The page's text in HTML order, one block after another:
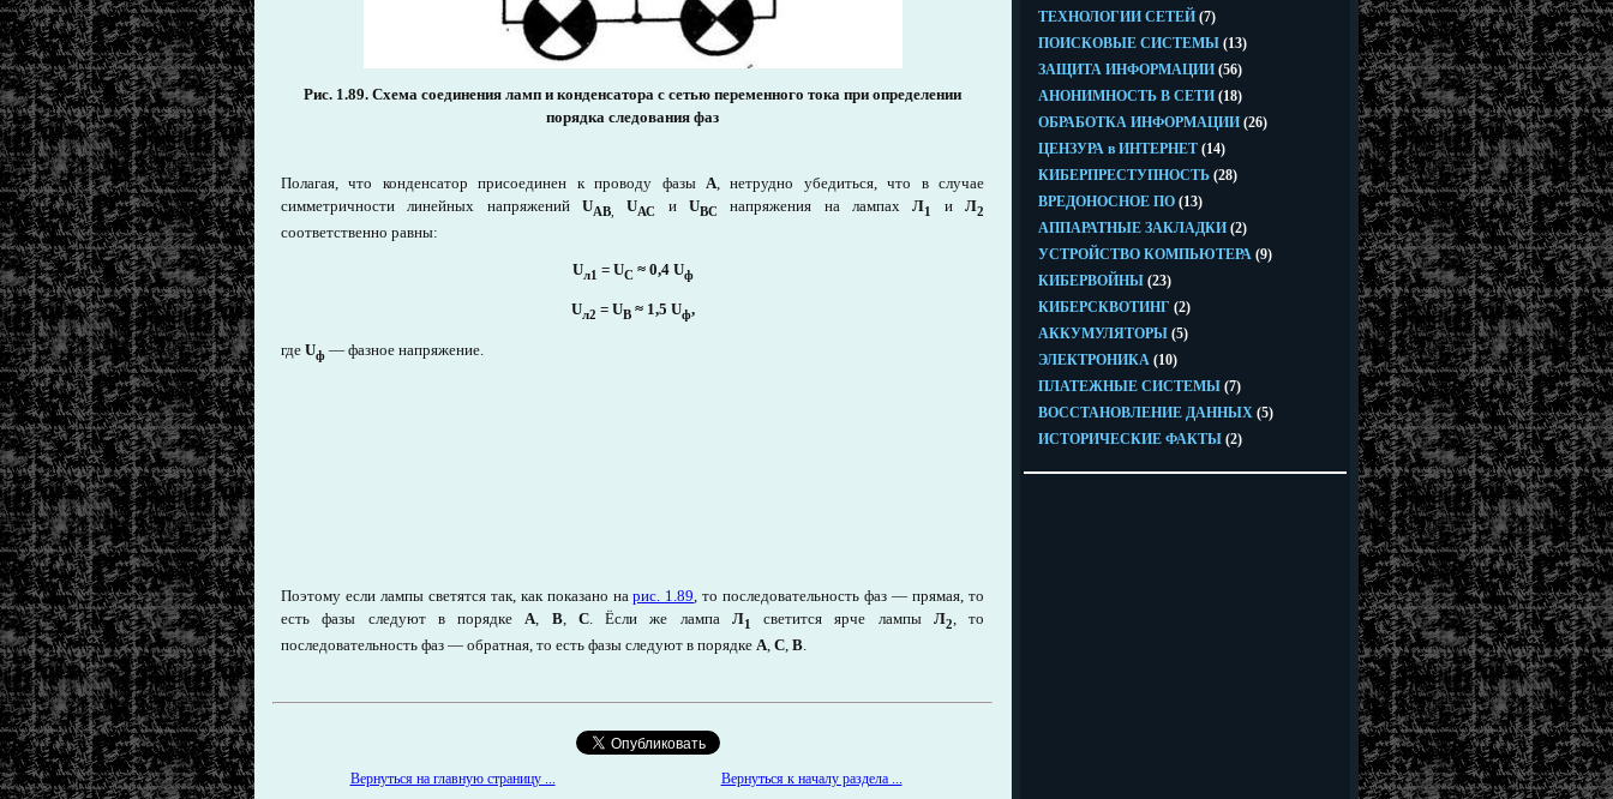
Рис. 1.89. Схема соединения ламп и конденсатора с сетью переменного тока при определении
порядка следования фаз
Полагая, что конденсатор присоединен к проводу фазы А, нетрудно убедиться, что в случае
симметричности линейных напряжений UАВ UАС иUBC напряжения на лампахЛ1 иЛ2
соответственно равны:
Uл1 = UC ≈ 0,4 Uф
Uл2 = UВ ≈ 1,5 Uф,
где Uф — фазное напряжение.
Поэтому если лампы светятся так, как показано нарис. 1.89, то последовательность фаз — прямая, то
есть фазы следуют в порядкеА, В, С. Ёсли же лампа Л1 светится ярче лампы Л2, то
последовательность фаз — обратная, то есть фазы следуют в порядке А С В
Вернуться на главную страницу ... Вернуться к началу раздела ...